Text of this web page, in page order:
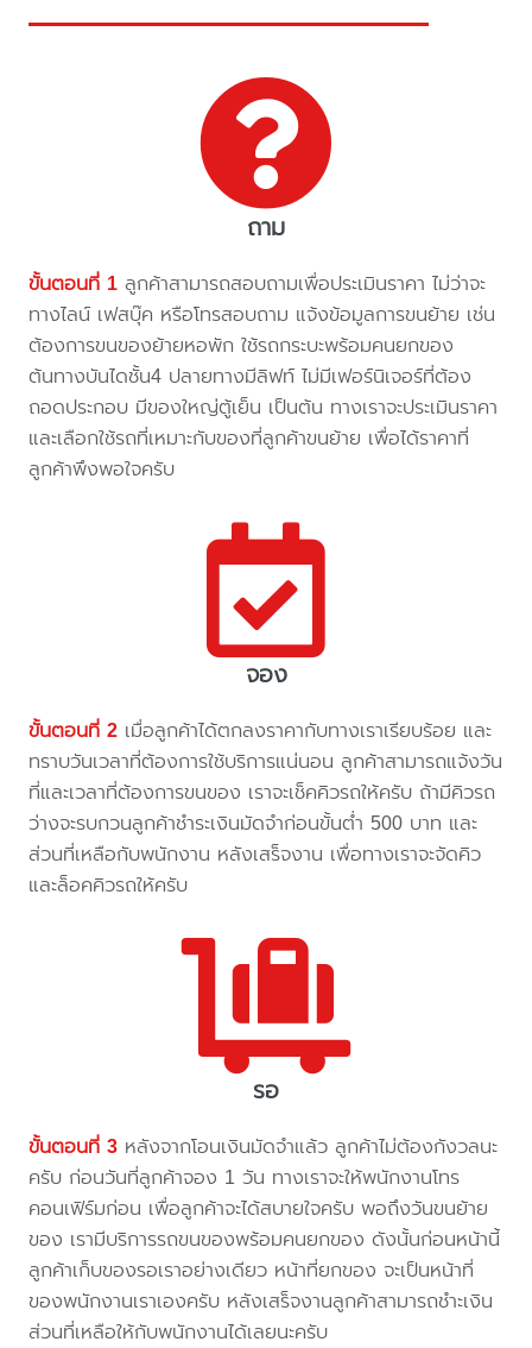
ถาม
ขั้นตอนที่ 1 ลูกค้าสามารถสอบถามเพื่อประเมินราคา ไม่ว่าจะ
ทางไลน์ เฟสบุ๊ค หรือโทรสอบถาม แจ้งข้อมูลการขนย้าย เช่น
ต้องการขนของย้ายหอพัก ใช้รถกระบะพร้อมคนยกของ
ต้นทางบันไดชั้น4 ปลายทางมีลิฟท์ ไม่มีเฟอร์นิเจอร์ที่ต้อง
ถอดประกอบ มีของใหญ่ตู้เย็น เป็นต้น ทางเราจะประเมินราคา
และเลือกใช้รถที่เหมาะกับของที่ลูกค้าขนย้าย เพื่อได้ราคาที่
ลูกค้าพึงพอใจครับ
จอง
ขั้นตอนที่ 2 เมื่อลูกค้าได้ตกลงราคากับทางเราเรียบร้อย และ
ทราบวันเวลาที่ต้องการใช้บริการแน่นอน ลูกค้าสามารถแจ้งวัน
ที่และเวลาที่ต้องการขนของ เราจะเช็คคิวรถให้ครับ ถ้ามีคิวรถ
ว่างจะรบกวนลูกค้าชำระเงินมัดจำก่อนขั้นต่ำ 500 บาท และ
ส่วนที่เหลือกับพนักงาน หลังเสร็จงาน เพื่อทางเราจะจัดคิว
และล็อคคิวรถให้ครับ
รอ
ขั้นตอนที่ 3 หลังจากโอนเงินมัดจำแล้ว ลูกค้าไม่ต้องกังวลนะ
ครับ ก่อนวันที่ลูกค้าจอง 1 วัน ทางเราจะให้พนักงานโทร
คอนเฟิร์มก่อน เพื่อลูกค้าจะได้สบายใจครับ พอถึงวันขนย้าย
ของ เรามีบริการรถขนของพร้อมคนยกของ ดังนั้นก่อนหน้านี้
ลูกค้าเก็บของรอเราอย่างเดียว หน้าที่ยกของ จะเป็นหน้าที่
ของพนักงานเราเองครับ หลังเสร็จงานลูกค้าสามารถชำะเงิน
ส่วนที่เหลือให้กับพนักงานได้เลยนะครับ